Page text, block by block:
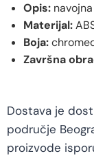
Opis:
Materijal:
Boja:
Završna
Dostava je
područje
proizvode